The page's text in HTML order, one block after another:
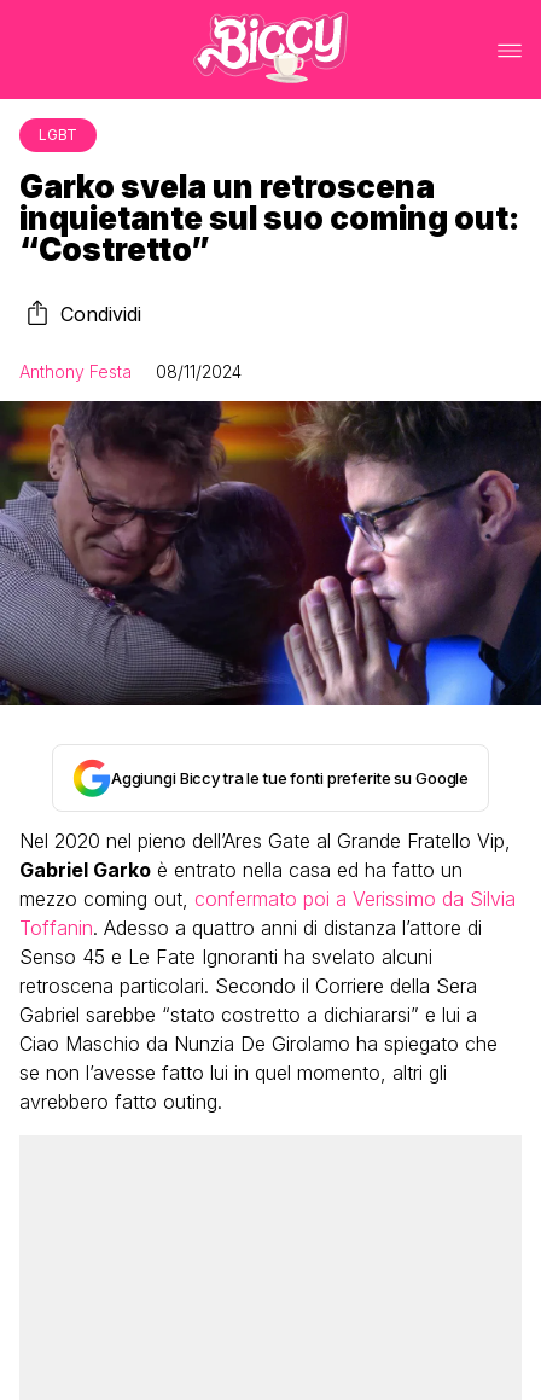
LGBT
Garko svela un retroscena
inquietante sul suo coming out:
“Costretto”
Condividi
Anthony Festa 08/11/2024
Aggiungi Biccy tra le tue fonti preferite su Google
Nel 2020 nel pieno dell’Ares Gate al Grande Fratello Vip,
Gabriel Garko è entrato nella casa ed ha fatto un
mezzo coming out, confermato poi a Verissimo da Silvia
Toffanin. Adesso a quattro anni di distanza l’attore di
Senso 45 e Le Fate Ignoranti ha svelato alcuni
retroscena particolari. Secondo il Corriere della Sera
Gabriel sarebbe “stato costretto a dichiararsi” e lui a
Ciao Maschio da Nunzia De Girolamo ha spiegato che
se non l’avesse fatto lui in quel momento, altri gli
avrebbero fatto outing.